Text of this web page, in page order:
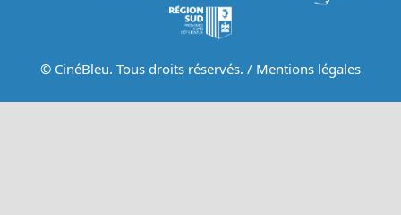
© CinéBleu. Tous droits réservés. / Mentions légales